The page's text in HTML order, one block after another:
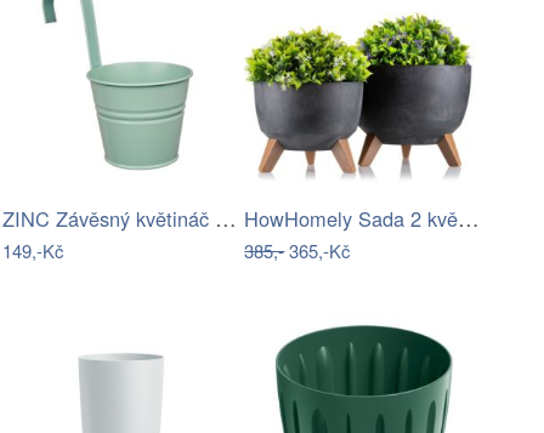
ZINC Závěsný květináč 13 cm - sv. zelená
149,-Kč
HowHomely Sada 2 květináčů Rosa Linea…
385,-365,-Kč